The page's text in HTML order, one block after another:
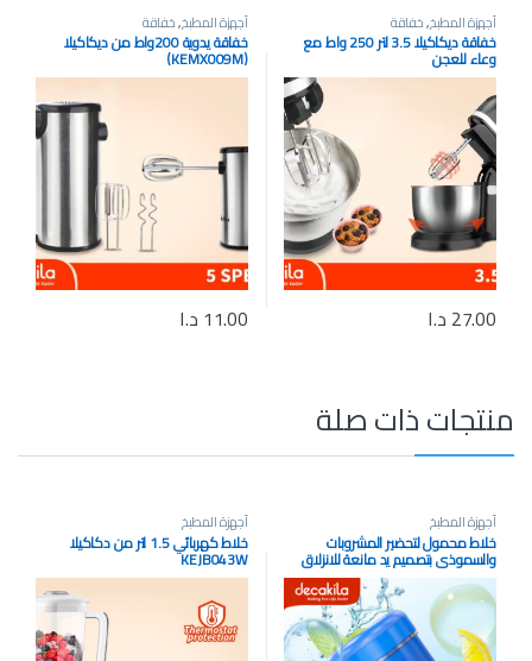
أجهزة المطبخ,خفاقة
خفاقة ديكاكيلا 3.5 لتر 250 واط مع
وعاء للعجن
27.00 د.ا
أجهزة المطبخ,خفاقة
خفاقة يدوية 200واط من ديكاكيلا
(KEMX009M)
11.00 د.ا
منتجات ذات صلة
أجهزة المطبخ
خلاط محمول لتحضير المشروبات
والسموذي بتصميم يد مانعة للانزلاق
300لتر من ديكاكيلا (KMJB012L )
أجهزة المطبخ
خلاط كهربائي 1.5 لتر من دكاكيلا
KEJB043W